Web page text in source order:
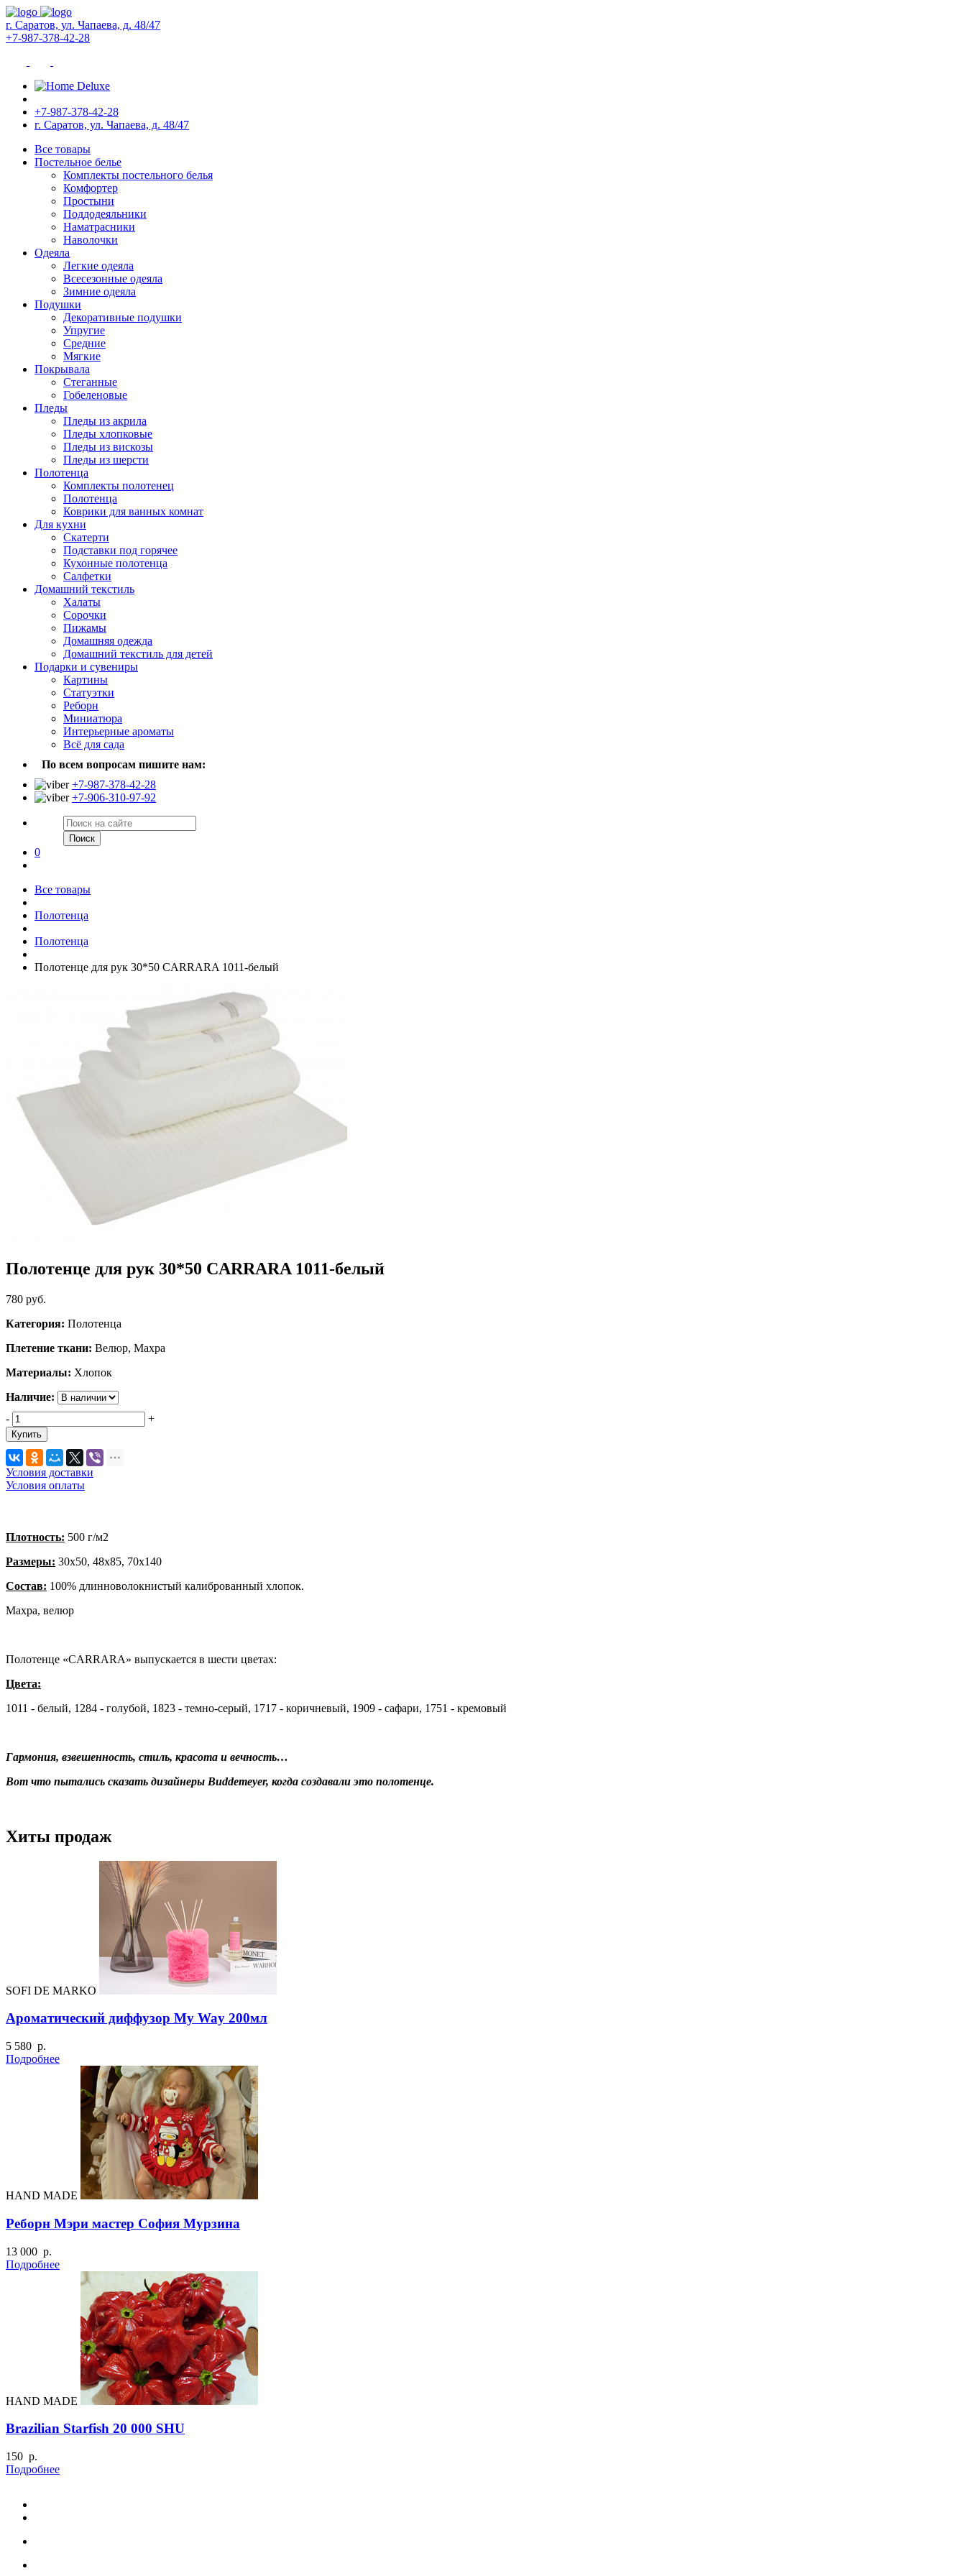
г. Саратов, ул. Чапаева, д. 48/47
+7-987-378-42-28
+7-987-378-42-28
г. Саратов, ул. Чапаева, д. 48/47
Все товары
Постельное белье
Комплекты постельного белья
Комфортер
Простыни
Поддодеяльники
Наматрасники
Наволочки
Одеяла
Легкие одеяла
Всесезонные одеяла
Зимние одеяла
Подушки
Декоративные подушки
Упругие
Средние
Мягкие
Покрывала
Стеганные
Гобеленовые
Пледы
Пледы из акрила
Пледы хлопковые
Пледы из вискозы
Пледы из шерсти
Полотенца
Комплекты полотенец
Полотенца
Коврики для ванных комнат
Для кухни
Скатерти
Подставки под горячее
Кухонные полотенца
Салфетки
Домашний текстиль
Халаты
Сорочки
Пижамы
Домашняя одежда
Домашний текстиль для детей
Подарки и сувениры
Картины
Статуэтки
Реборн
Миниатюра
Интерьерные ароматы
Всё для сада
По всем вопросам пишите нам:
+7-987-378-42-28
+7-906-310-97-92
Поиск
0
Все товары
Полотенца
Полотенца
Полотенце для рук 30*50 CARRARA 1011-белый
Полотенце для рук 30*50 CARRARA 1011-белый
780 руб.
Категория: Полотенца
Плетение ткани: Велюр, Махра
Материалы: Хлопок
Наличие:
-
+
Купить
Условия доставки
Условия оплаты
Плотность: 500 г/м2
Размеры: 30х50, 48х85, 70х140
Состав: 100% длинноволокнистый калиброванный хлопок.
Махра, велюр
Полотенце «CARRARA» выпускается в шести цветах:
Цвета:
1011 - белый, 1284 - голубой, 1823 - темно-серый, 1717 - коричневый, 1909 - сафари, 1751 - кремовый
Гармония, взвешенность, стиль, красота и вечность…
Вот что пытались сказать дизайнеры Buddemeyer, когда создавали это полотенце.
Хиты продаж
SOFI DE MARKO
Ароматический диффузор My Way 200мл
5 580 р.
Подробнее
HAND MADE
Реборн Мэри мастер София Мурзина
13 000 р.
Подробнее
HAND MADE
Brazilian Starfish 20 000 SHU
150 р.
Подробнее